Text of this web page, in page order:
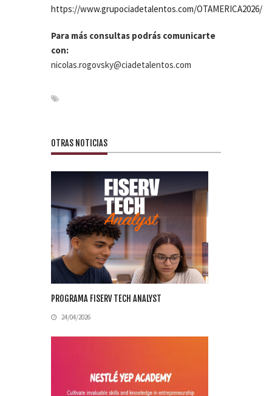
https://www.grupociadetalentos.com/OTAMERICA2026/
Para más consultas podrás comunicarte
con:
nicolas.rogovsky@ciadetalentos.com
OTRAS NOTICIAS
PROGRAMA FISERV TECH ANALYST
24/04/2026